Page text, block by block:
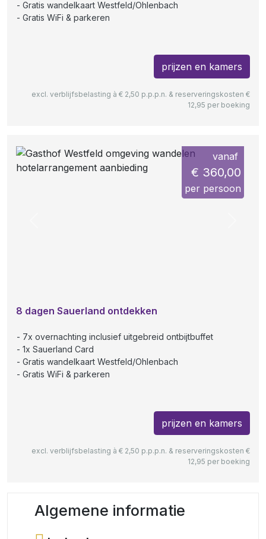
Gratis wandelkaart Westfeld/Ohlenbach
Gratis WiFi & parkeren
prijzen en kamers
excl. verblijfsbelasting à € 2,50 p.p.p.n. & reserveringskosten €
12,95 per boeking
vanaf
€ 360,00
per persoon
8 dagen Sauerland ontdekken
7x overnachting inclusief uitgebreid ontbijtbuffet
1x Sauerland Card
Gratis wandelkaart Westfeld/Ohlenbach
Gratis WiFi & parkeren
prijzen en kamers
excl. verblijfsbelasting à € 2,50 p.p.p.n. & reserveringskosten €
12,95 per boeking
Algemene informatie